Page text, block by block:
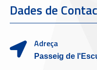
Dades de
Adreça
Passeig de